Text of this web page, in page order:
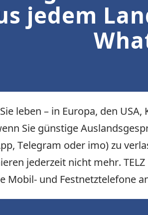
jedem
leben – in Europa, den
Sie günstige
Telegram oder imo) zu
jederzeit nicht mehr.
Mobil- und Festnetztelefone